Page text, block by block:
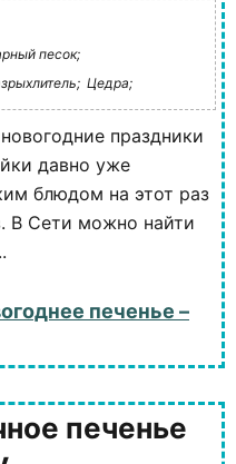
песок;
Цедра;
праздники
давно уже
блюдом на этот раз
В Сети можно найти
печенье –
печенье